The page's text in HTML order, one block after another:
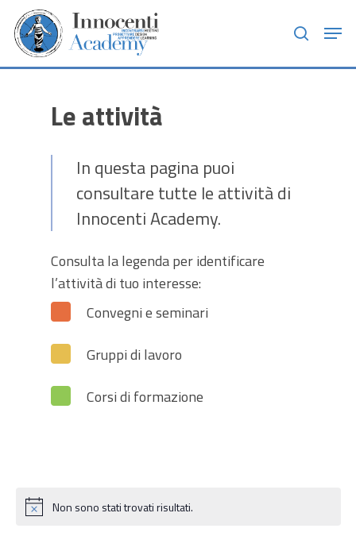
Skip
main
search
Le attività
In questa pagina puoi
consultare tutte le attività di
Innocenti Academy.
Consulta la legenda per identificare
l’attività di tuo interesse:
Convegni e seminari
Gruppi di lavoro
Corsi di formazione
NoticeNon sono stati trovati risultati.